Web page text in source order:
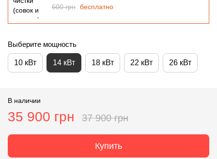
600 грн бесплатно
Выберите мощность
10 кВт 14 кВт 18 кВт 22 кВт 26 кВт
В наличии
35 900 грн 37 900 грн
Купить